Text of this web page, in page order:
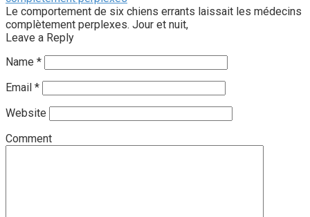
Le comportement de six chiens errants laissait les médecins
complètement perplexes. Jour et nuit,
Leave a Reply
Name *
Email *
Website
Comment